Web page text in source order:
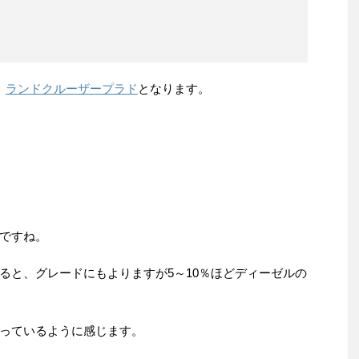
ランドクルーザープラド となります。
すね。
と、グレードにもよりますが5～10％ほどディーゼルの
ているように感じます。